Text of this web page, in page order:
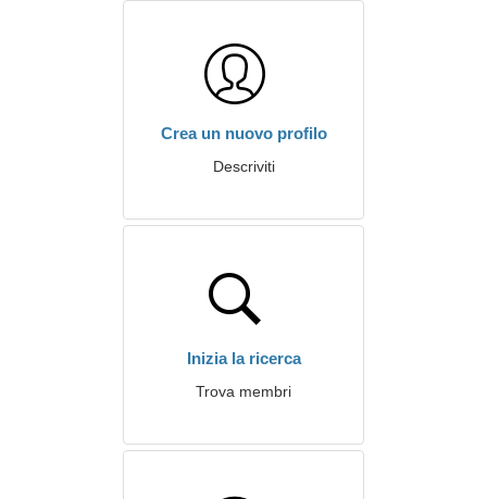
Crea un nuovo profilo
Descriviti
Inizia la ricerca
Trova membri